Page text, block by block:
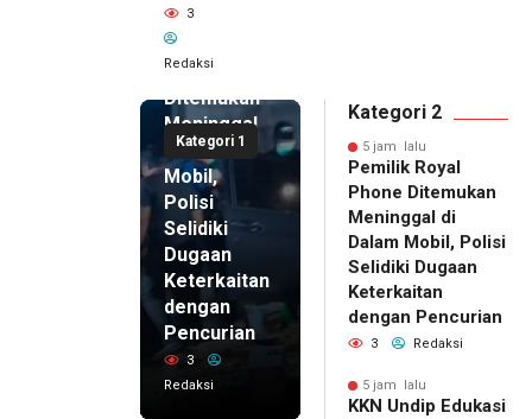
3
Redaksi
Kategori 1
Pemilik
Royal
Phone
Ditemukan
Meninggal
di Dalam
Mobil,
Polisi
Selidiki
Dugaan
Keterkaitan
dengan
Pencurian
3
Redaksi
Kategori 2
5 jam lalu
Pemilik Royal
Phone Ditemukan
Meninggal di
Dalam Mobil, Polisi
Selidiki Dugaan
Keterkaitan
dengan Pencurian
3 Redaksi
5 jam lalu
KKN Undip Edukasi